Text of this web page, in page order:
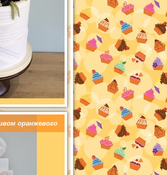
оранжевого